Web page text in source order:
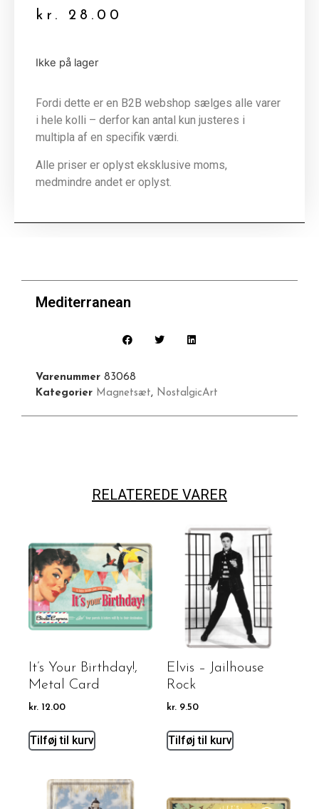
kr. 28.00
Ikke på lager
Fordi dette er en B2B webshop sælges alle varer
i hele kolli – derfor kan antal kun justeres i
multipla af en specifik værdi.
Alle priser er oplyst eksklusive moms,
medmindre andet er oplyst.
Mediterranean
Varenummer 83068
Kategorier Magnetsæt, NostalgicArt
RELATEREDE VARER
It’s Your Birthday!,
Metal Card
kr. 12.00
Tilføj til kurv
Elvis – Jailhouse
Rock
kr. 9.50
Tilføj til kurv